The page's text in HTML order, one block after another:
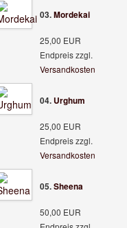
03.Mordekai
25,00 EUR
Endpreis zzgl.
Versandkosten
04.Urghum
25,00 EUR
Endpreis zzgl.
Versandkosten
05.Sheena
50,00 EUR